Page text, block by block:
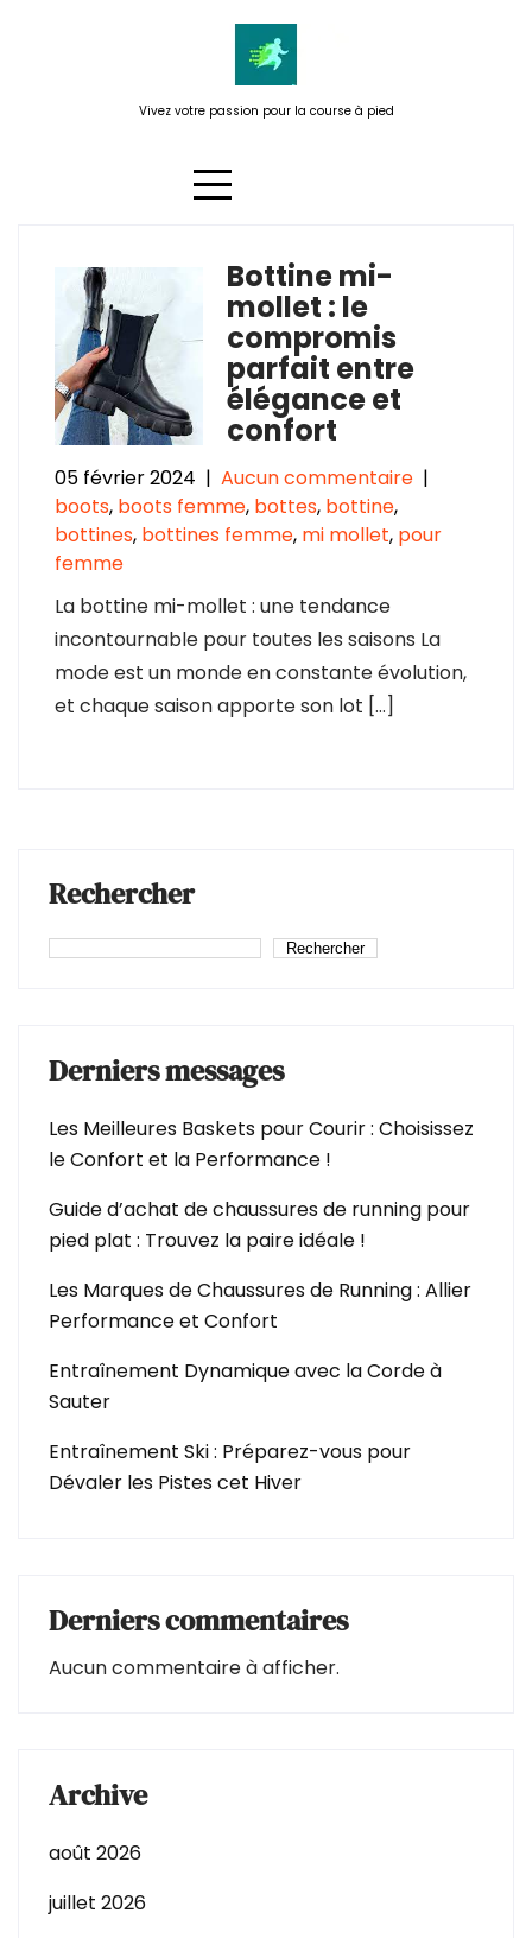
Vivez votre passion pour la course à pied
Catégorie : bottines femme
Bottine mi-
mollet : le
compromis
parfait entre
élégance et
confort
05 février 2024 | Aucun commentaire |
boots, boots femme, bottes, bottine,
bottines, bottines femme, mi mollet, pour
femme
La bottine mi-mollet : une tendance
incontournable pour toutes les saisons La
mode est un monde en constante évolution,
et chaque saison apporte son lot […]
Rechercher
Rechercher
Derniers messages
Les Meilleures Baskets pour Courir : Choisissez
le Confort et la Performance !
Guide d’achat de chaussures de running pour
pied plat : Trouvez la paire idéale !
Les Marques de Chaussures de Running : Allier
Performance et Confort
Entraînement Dynamique avec la Corde à
Sauter
Entraînement Ski : Préparez-vous pour
Dévaler les Pistes cet Hiver
Derniers commentaires
Aucun commentaire à afficher.
Archive
août 2026
juillet 2026